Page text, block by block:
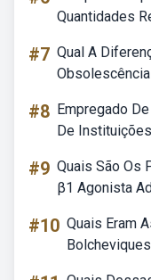
Quantidades
#7 Qual A
#8 Empregado
De
#9 Quais São Os
β1 Agonista
#10 Quais Eram